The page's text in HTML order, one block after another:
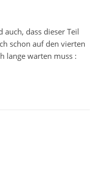
auch, dass dieser Teil
schon auf den vierten
lange warten muss :